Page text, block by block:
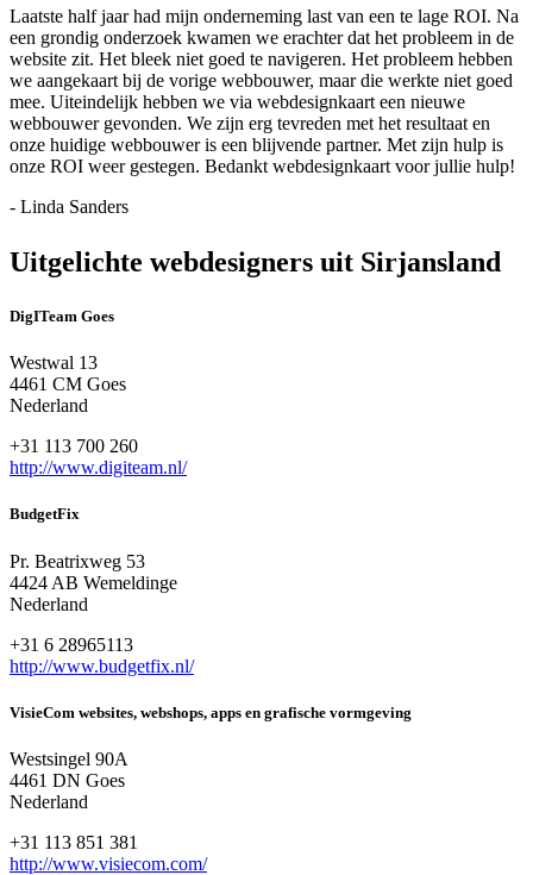
Laatste half jaar had mijn onderneming last van een te lage ROI. Na
een grondig onderzoek kwamen we erachter dat het probleem in de
website zit. Het bleek niet goed te navigeren. Het probleem hebben
we aangekaart bij de vorige webbouwer, maar die werkte niet goed
mee. Uiteindelijk hebben we via webdesignkaart een nieuwe
webbouwer gevonden. We zijn erg tevreden met het resultaat en
onze huidige webbouwer is een blijvende partner. Met zijn hulp is
onze ROI weer gestegen. Bedankt webdesignkaart voor jullie hulp!
- Linda Sanders
Uitgelichte webdesigners uit Sirjansland
DigITeam Goes
Westwal 13
4461 CM Goes
Nederland
+31 113 700 260
http://www.digiteam.nl/
BudgetFix
Pr. Beatrixweg 53
4424 AB Wemeldinge
Nederland
+31 6 28965113
http://www.budgetfix.nl/
VisieCom websites, webshops, apps en grafische vormgeving
Westsingel 90A
4461 DN Goes
Nederland
+31 113 851 381
http://www.visiecom.com/